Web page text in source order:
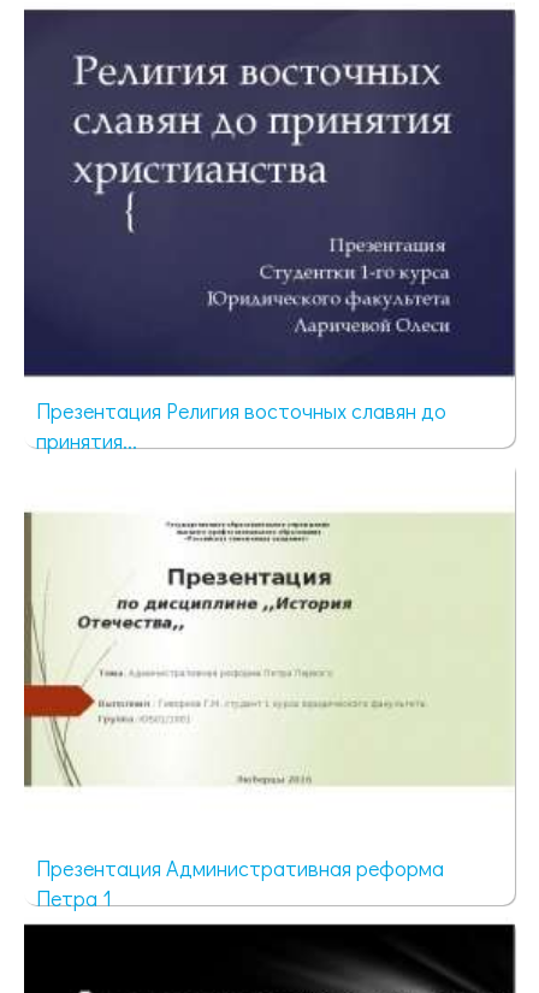
Презентация Религия восточных славян до
принятия...
Презентация Административная реформа
Петра 1